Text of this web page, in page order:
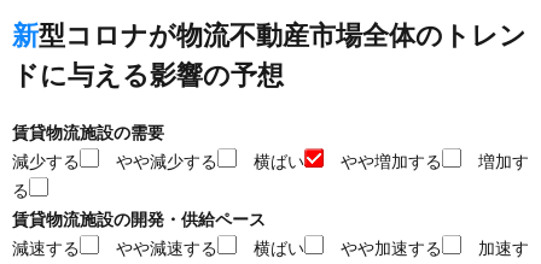
新型コロナが物流不動産市場全体のトレン
ドに与える影響の予想
賃貸物流施設の需要
減少する
やや減少する 横ばい やや増加する
増加す
る
賃貸物流施設の開発・供給ペース
減速する
やや減速する 横ばい やや加速する
加速す